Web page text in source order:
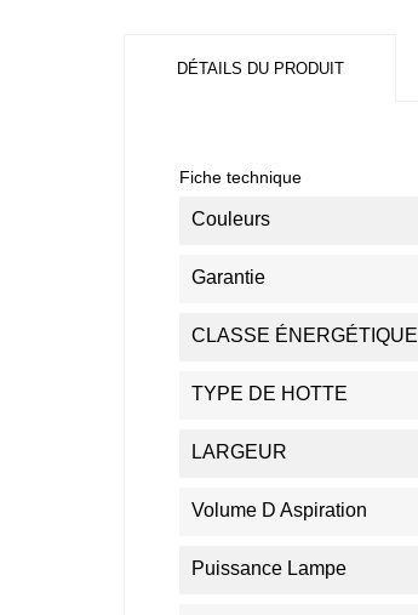
DÉTAILS DU PRODUIT
Fiche technique
Couleurs
Garantie
CLASSE ÉNERGÉTIQUE
TYPE DE HOTTE
LARGEUR
Volume D Aspiration
Puissance Lampe